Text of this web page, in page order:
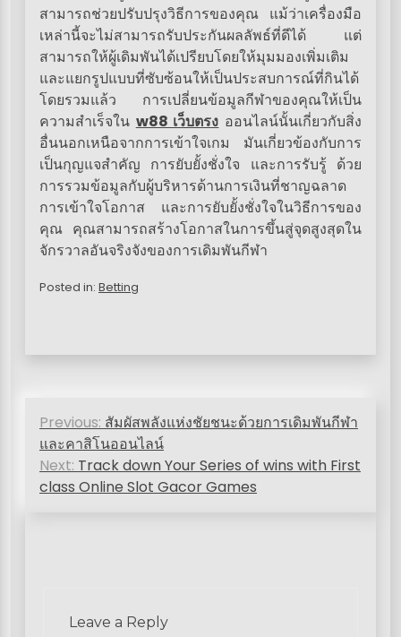
สามารถช่วยปรับปรุงวิธีการของคุณ แม้ว่าเครื่องมือ
เหล่านี้จะไม่สามารถรับประกันผลลัพธ์ที่ดีได้ แต่
สามารถให้ผู้เดิมพันได้เปรียบโดยให้มุมมองเพิ่มเติม
และแยกรูปแบบที่ซับซ้อนให้เป็นประสบการณ์ที่กินได้
โดยรวมแล้ว การเปลี่ยนข้อมูลกีฬาของคุณให้เป็น
ความสำเร็จใน w88 เว็บตรง ออนไลน์นั้นเกี่ยวกับสิ่ง
อื่นนอกเหนือจากการเข้าใจเกม มันเกี่ยวข้องกับการ
เป็นกุญแจสำคัญ การยับยั้งชั่งใจ และการรับรู้ ด้วย
การรวมข้อมูลกับผู้บริหารด้านการเงินที่ชาญฉลาด
การเข้าใจโอกาส และการยับยั้งชั่งใจในวิธีการของ
คุณ คุณสามารถสร้างโอกาสในการขึ้นสู่จุดสูงสุดใน
จักรวาลอันจริงจังของการเดิมพันกีฬา
Posted in: Betting
PPrevious: สัมผัสพลังแห่งชัยชนะด้วยการเดิมพันกีฬา
และคาสิโนออนไลน์
Next: Track down Your Series of wins with First
class Online Slot Gacor Games
Leave a Reply